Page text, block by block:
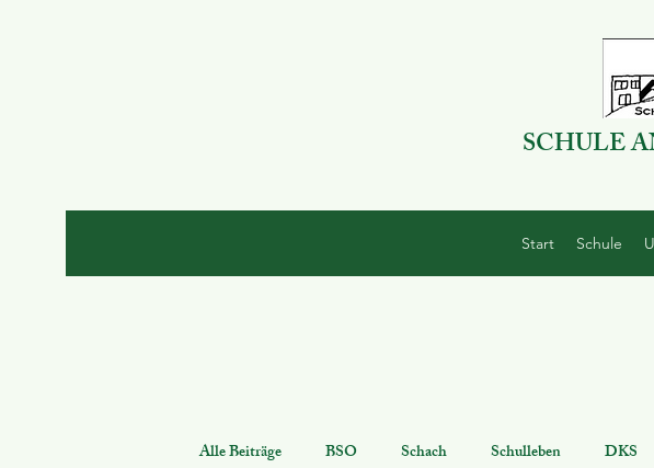
SCHULE
Start Schule
Alle Beiträge BSO Schach Schulleben DKS